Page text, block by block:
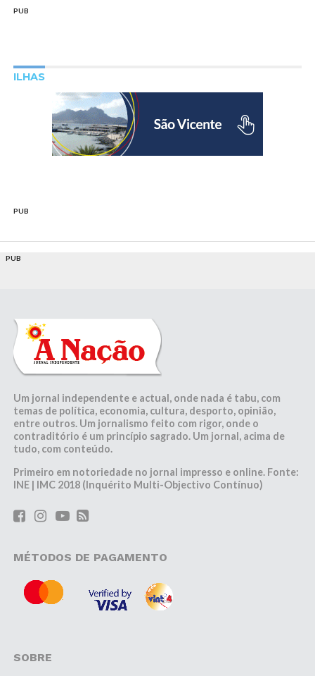
PUB
ILHAS
PUB
PUB
Um jornal independente e actual, onde nada é tabu, com
temas de política, economia, cultura, desporto, opinião,
entre outros. Um jornalismo feito com rigor, onde o
contraditório é um princípio sagrado. Um jornal, acima de
tudo, com conteúdo.
Primeiro em notoriedade no jornal impresso e online. Fonte:
INE | IMC 2018 (Inquérito Multi-Objectivo Contínuo)
MÉTODOS DE PAGAMENTO
SOBRE